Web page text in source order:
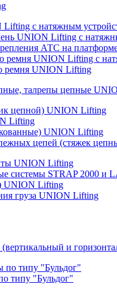
с натяжным
UNION Lifting с
АТС на
ремня UNION Lifting с
ремня UNION Lifting
талрепы цепные
цепной) UNION Lifting
Lifting
UNION Lifting
цепей (стяжек
UNION Lifting
системы STRAP 2000 и
UNION Lifting
груза UNION Lifting
(вертикальный и
по типу "Бульдог"
типу "Бульдог"